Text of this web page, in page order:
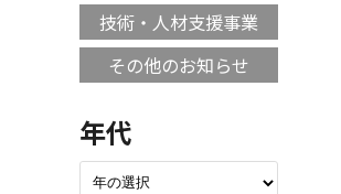
技術・人材支援事業
その他のお知らせ
年代